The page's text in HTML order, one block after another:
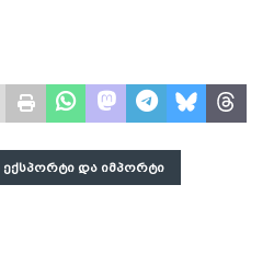
ᲓᲐ ᲘᲛᲞᲝᲠᲢᲘ